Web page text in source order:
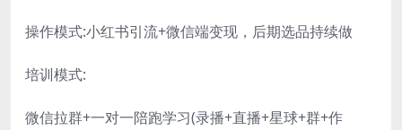
操作模式:小红书引流+微信端变现，后期选品持续做
培训模式:
微信拉群+一对一陪跑学习(录播+直播+星球+群+作